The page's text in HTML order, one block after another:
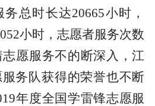
总时长达20665小时，
小时，志愿者服务次数
愿服务不的断深入，江
务队获得的荣誉也不断
年度全国学雷锋志愿服